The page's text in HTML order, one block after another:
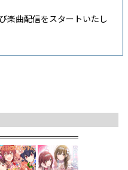
楽曲配信をスタートいたし